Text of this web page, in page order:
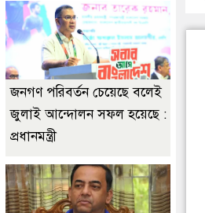
জনগণ পরিবর্তন চেয়েছে বলেই
জুলাই আন্দোলন সফল হয়েছে :
প্রধানমন্ত্রী